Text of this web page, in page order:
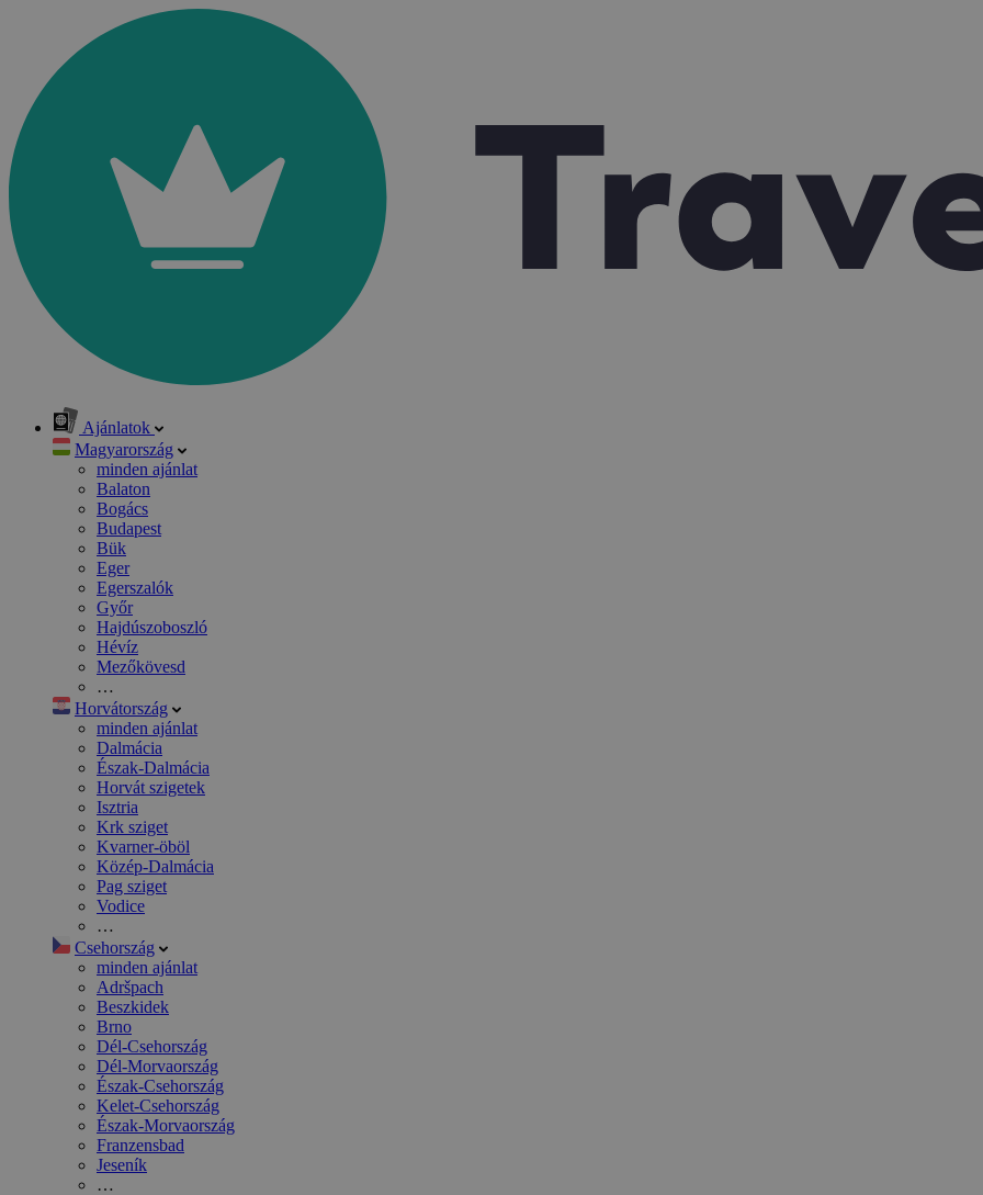
Ajánlatok
Magyarország
minden ajánlat
Balaton
Bogács
Budapest
Bük
Eger
Egerszalók
Győr
Hajdúszoboszló
Hévíz
Mezőkövesd
…
Horvátország
minden ajánlat
Dalmácia
Észak-Dalmácia
Horvát szigetek
Isztria
Krk sziget
Kvarner-öböl
Közép-Dalmácia
Pag sziget
Vodice
…
Csehország
minden ajánlat
Adršpach
Beszkidek
Brno
Dél-Csehország
Dél-Morvaország
Észak-Csehország
Kelet-Csehország
Észak-Morvaország
Franzensbad
Jeseník
…